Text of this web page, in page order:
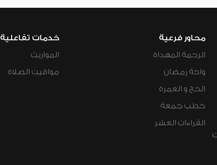
محاور فرعية
الرحمة المهداة
واحة رمضان
الحج و العمرة
خطب جمعة
القراءات العشر
خدمات تفاعلية
المواريث
مواقيت الصلاة